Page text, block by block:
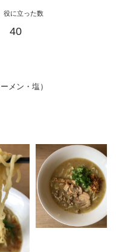
役に立った数
40
メン・塩）